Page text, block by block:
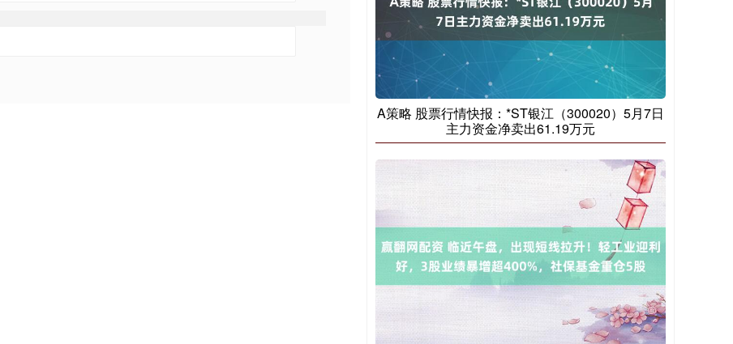
A策略 股票行情快报：*ST银江（300020）5月7日
主力资金净卖出61.19万元